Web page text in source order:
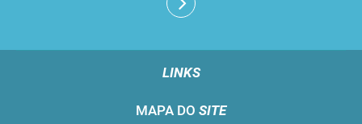
LINKS
MAPA DO SITE